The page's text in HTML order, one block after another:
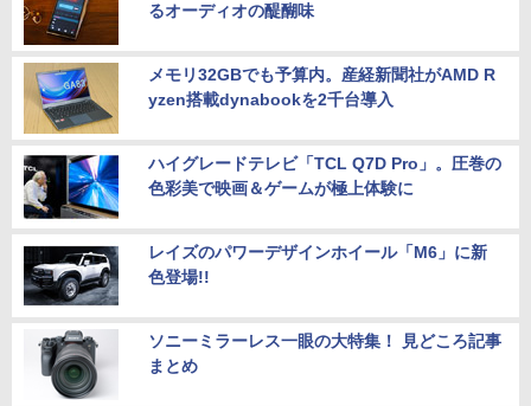
るオーディオの醍醐味
メモリ32GBでも予算内。産経新聞社がAMD R
yzen搭載dynabookを2千台導入
ハイグレードテレビ「TCL Q7D Pro」。圧巻の
色彩美で映画＆ゲームが極上体験に
レイズのパワーデザインホイール「M6」に新
色登場!!
ソニーミラーレス一眼の大特集！ 見どころ記事
まとめ